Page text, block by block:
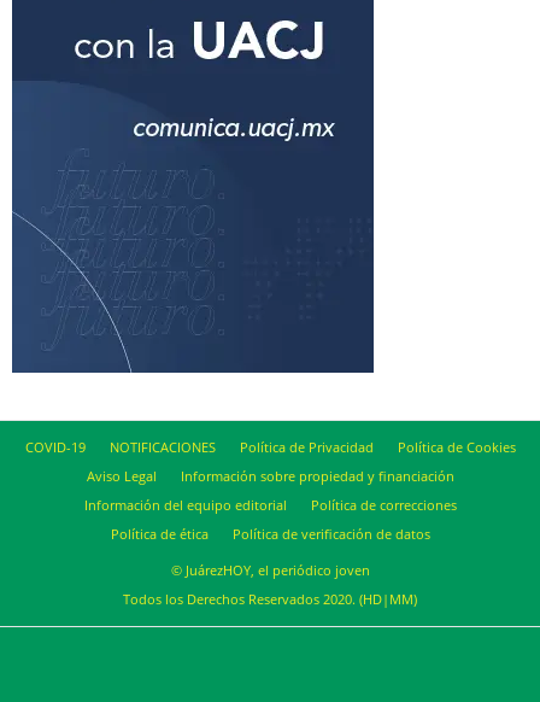
COVID-19 NOTIFICACIONES Política de Privacidad
Política de Cookies
Aviso Legal
Información sobre propiedad y financiación
Información del equipo editorial
Política de correcciones
Política de ética
Política de verificación de datos
© JuárezHOY, el periódico joven
Todos los Derechos Reservados 2020. (HD|MM)